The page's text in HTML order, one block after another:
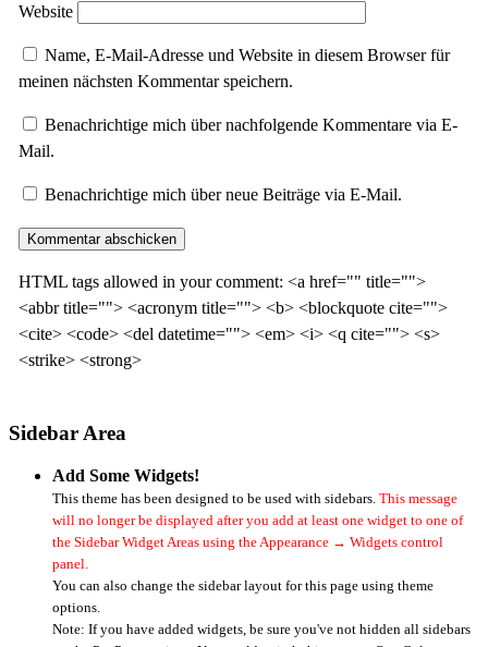
Website
Name, E-Mail-Adresse und Website in diesem Browser für
meinen nächsten Kommentar speichern.
Benachrichtige mich über nachfolgende Kommentare via E-
Mail.
Benachrichtige mich über neue Beiträge via E-Mail.
HTML tags allowed in your comment: <a href="" title="">
<abbr title=""> <acronym title=""> <b> <blockquote cite="">
<cite> <code> <del datetime=""> <em> <i> <q cite=""> <s>
<strike> <strong>
Sidebar Area
Add Some Widgets!
This theme has been designed to be used with sidebars. This message
will no longer be displayed after you add at least one widget to one of
the Sidebar Widget Areas using the Appearance → Widgets control
panel.
You can also change the sidebar layout for this page using theme
options.
Note: If you have added widgets, be sure you've not hidden all sidebars